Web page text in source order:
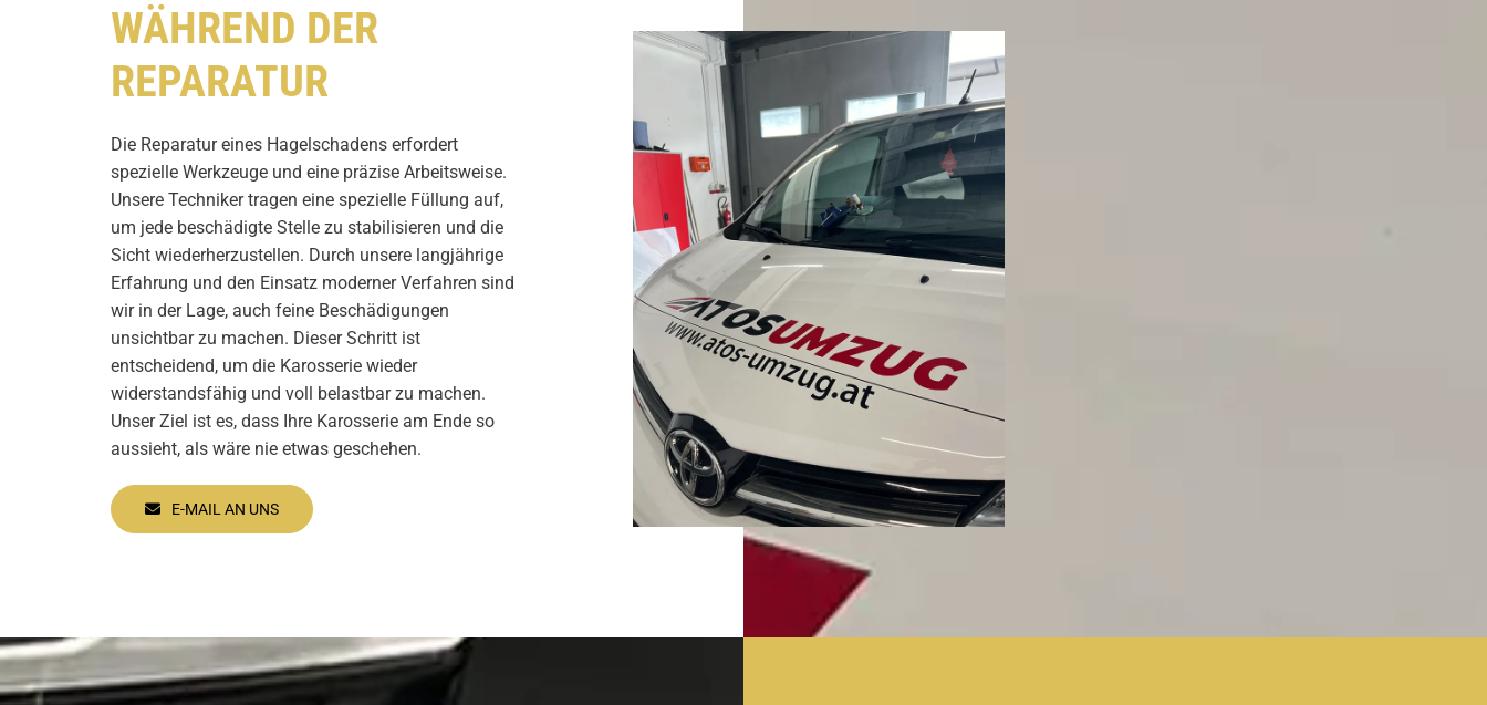
WÄHREND DER
REPARATUR
Die Reparatur eines Hagelschadens erfordert
spezielle Werkzeuge und eine präzise Arbeitsweise.
Unsere Techniker tragen eine spezielle Füllung auf,
um jede beschädigte Stelle zu stabilisieren und die
Sicht wiederherzustellen. Durch unsere langjährige
Erfahrung und den Einsatz moderner Verfahren sind
wir in der Lage, auch feine Beschädigungen
unsichtbar zu machen. Dieser Schritt ist
entscheidend, um die Karosserie wieder
widerstandsfähig und voll belastbar zu machen.
Unser Ziel ist es, dass Ihre Karosserie am Ende so
aussieht, als wäre nie etwas geschehen.
E-MAIL AN UNS